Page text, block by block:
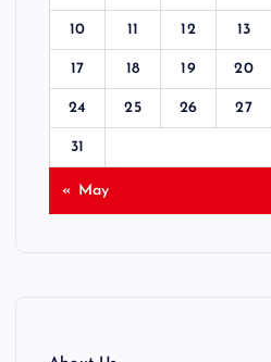
10 11 12 13
17 18 19 20
24 25 26 27
31
« May